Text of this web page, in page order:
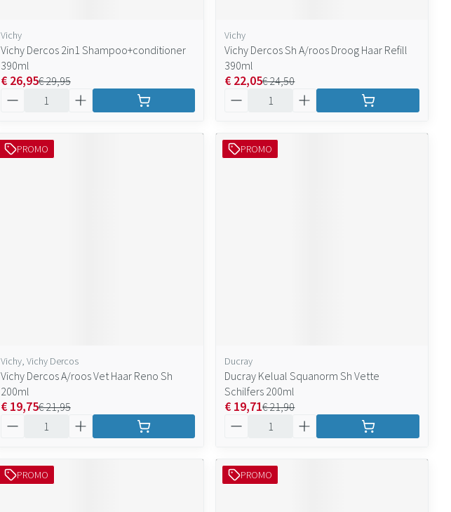
Vichy
Vichy Dercos 2in1 Shampoo+conditioner
390ml
€ 29,95
€ 26,95
Vichy
Vichy Dercos Sh A/roos Droog Haar Refill
390ml
€ 24,50
€ 22,05
PROMO
Vichy, Vichy Dercos
Vichy Dercos A/roos Vet Haar Reno Sh
200ml
€ 21,95
€ 19,75
PROMO
Ducray
Ducray Kelual Squanorm Sh Vette
Schilfers 200ml
€ 21,90
€ 19,71
PROMO PROMO